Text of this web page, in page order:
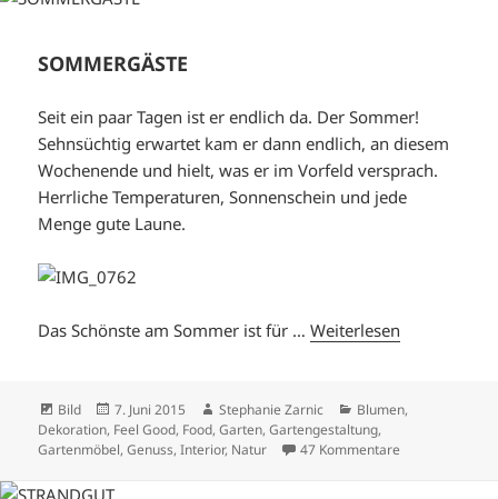
SOMMERGÄSTE
Seit ein paar Tagen ist er endlich da. Der Sommer!
Sehnsüchtig erwartet kam er dann endlich, an diesem
Wochenende und hielt, was er im Vorfeld versprach.
Herrliche Temperaturen, Sonnenschein und jede
Menge gute Laune.
Das Schönste am Sommer ist für …Weiterlesen
Format
Bild
Veröffentlicht
am
7. Juni 2015 Autor
Stephanie Zarnic Kategorien
Blumen,
Dekoration, Feel Good, Food,Garten,Gartengestaltung,
Gartenmöbel,Genuss,Interior, Natur 47 Kommentare